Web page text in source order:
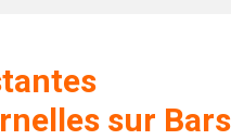
sur